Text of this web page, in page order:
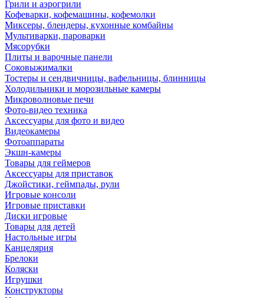
Грили и аэрогрили
Кофеварки, кофемашины, кофемолки
Миксеры, блендеры, кухонные комбайны
Мультиварки, пароварки
Мясорубки
Плиты и варочные панели
Соковыжималки
Тостеры и сендвичницы, вафельницы, блинницы
Холодильники и морозильные камеры
Микроволновые печи
Фото-видео техника
Аксессуары для фото и видео
Видеокамеры
Фотоаппараты
Экшн-камеры
Товары для геймеров
Аксессуары для приставок
Джойстики, геймпады, рули
Игровые консоли
Игровые приставки
Диски игровые
Товары для детей
Настольные игры
Канцелярия
Брелоки
Коляски
Игрушки
Конструкторы